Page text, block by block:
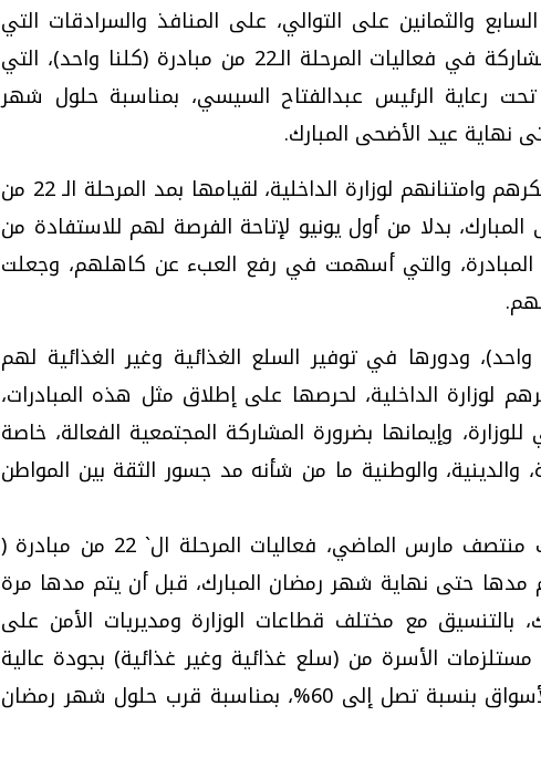
والثمانين على التوالي، على المنافذ والسرادقات التي
أعلنت عنها وزارة الداخلية، والمشاركة في فعاليات المرحلة الـ22 من مبادرة (كلنا واحد)، التي
رعاية الرئيس عبدالفتاح السيسي، بمناسبة حلول شهر
نهاية عيد الأضحى المبارك.
وأعرب عدد من المواطنين عن شكرهم وامتنانهم لوزارة الداخلية، لقيامها بمد المرحلة الـ 22 من
بدلا من أول يونيو لإتاحة الفرصة لهم للاستفادة من
المبادرة، والتي أسهمت في رفع العبء عن كاهلهم، وجعلت
ودورها في توفير السلع الغذائية وغير الغذائية لهم
لوزارة الداخلية، لحرصها على إطلاق مثل هذه المبادرات،
وإيمانها بضرورة المشاركة المجتمعية الفعالة، خاصة
والدينية، والوطنية ما من شأنه مد جسور الثقة بين المواطن
وكانت وزارة الداخلية قد أطلقت منتصف مارس الماضي، فعاليات المرحلة ال` 22 من مبادرة (
30 يوما، ثم تم مدها حتى نهاية شهر رمضان المبارك، قبل أن يتم مدها مرة
بالتنسيق مع مختلف قطاعات الوزارة ومديريات الأمن على
الأسرة من (سلع غذائية وغير غذائية) بجودة عالية
وأسعار مخفضة عن مثيلاتها بالأسواق بنسبة تصل إلى 60%، بمناسبة قرب حلول شهر رمضان
دليلك للتنسيق الجامعي .. تساؤلات
وإجابات
الإعلام الرقمي.. تقنيات واعدة
هائلة
م